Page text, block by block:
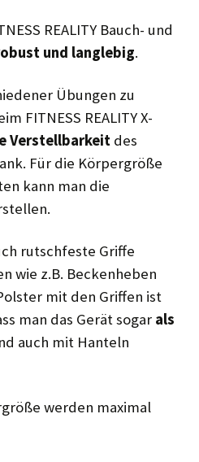
REALITY Bauch- und
und langlebig.
Übungen zu
FITNESS REALITY X-
Verstellbarkeit des
Für die Körpergröße
kann man die
rutschfeste Griffe
wie z.B. Beckenheben
mit den Griffen ist
man das Gerät sogar als
auch mit Hanteln
werden maximal